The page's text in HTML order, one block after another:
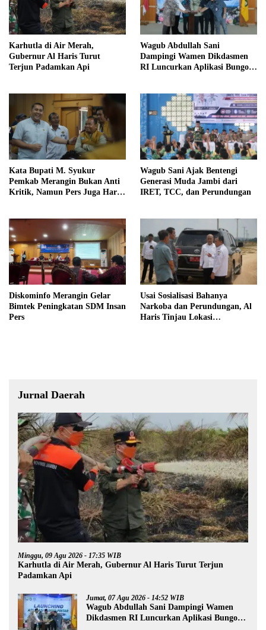
Karhutla di Air Merah,
Gubernur Al Haris Turut
Terjun Padamkan Api
Wagub Abdullah Sani
Dampingi Wamen Dikdasmen
RI Luncurkan Aplikasi Bungo
Kata Bupati M. Syukur
Pemkab Merangin Bukan Anti
Kritik, Namun Pers Juga Harus
Wagub Sani Ajak Bentengi
Generasi Muda Jambi dari
IRET, TCC, dan Perundungan
Diskominfo Merangin Gelar
Bimtek Peningkatan SDM Insan
Pers
Usai Sosialisasi Bahanya
Narkoba dan Perundungan, Al
Haris Tinjau Lokasi
Jurnal Daerah
Minggu, 09 Agu 2026 - 17:35 WIB
Karhutla di Air Merah, Gubernur Al Haris Turut Terjun
Padamkan Api
Jumat, 07 Agu 2026 - 14:52 WIB
Wagub Abdullah Sani Dampingi Wamen
Dikdasmen RI Luncurkan Aplikasi Bungo